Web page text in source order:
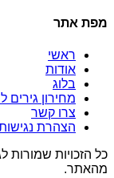
מפת אתר
ראשי
אודות
בלוג
מחירון גירים
צרו קשר
הצהרת
כל הזכויות שמורות
מהאתר.